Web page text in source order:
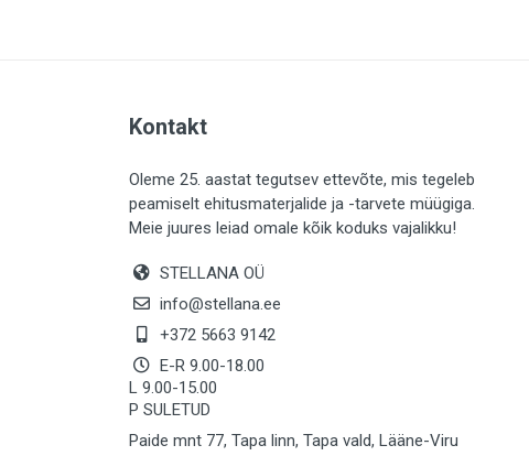
LIISTUD (183)
KIVID (31)
KATTED (133)
MAALRITARBED (1025)
SOOJUSTUS (15)
KEEMIA (221)
TÖÖRIIDED (117)
SAUN (8)
Kontakt
Oleme 25. aastat tegutsev ettevõte, mis tegeleb
peamiselt ehitusmaterjalide ja -tarvete müügiga.
Meie juures leiad omale kõik koduks vajalikku!
STELLANA OÜ
info@stellana.ee
+372 5663 9142
E-R 9.00-18.00
L 9.00-15.00
P SULETUD
Paide mnt 77, Tapa linn, Tapa vald, Lääne-Viru